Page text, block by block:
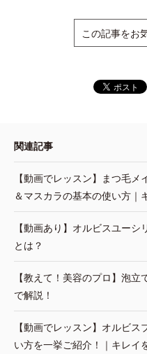
この記事をお
関連記事
【動画でレッスン】まつ毛
＆マスカラの基本の使い方
【動画あり】オルビスユー
とは？
【教えて！美容のプロ】泡
で解説！
【動画でレッスン】オルビ
い方を一挙ご紹介！｜キレイ